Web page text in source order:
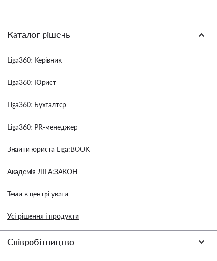
Каталог рішень
Liga360: Керівник
Liga360: Юрист
Liga360: Бухгалтер
Liga360: PR-менеджер
Знайти юриста Liga:BOOK
Академія ЛІГА:ЗАКОН
Теми в центрі уваги
Усі рішення і продукти
Співробітництво